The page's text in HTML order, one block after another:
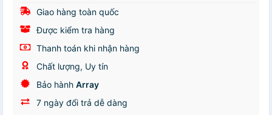
Giao hàng toàn quốc
Được kiểm tra hàng
Thanh toán khi nhận hàng
Chất lượng, Uy tín
Bảo hành Array
7 ngày đổi trả dễ dàng